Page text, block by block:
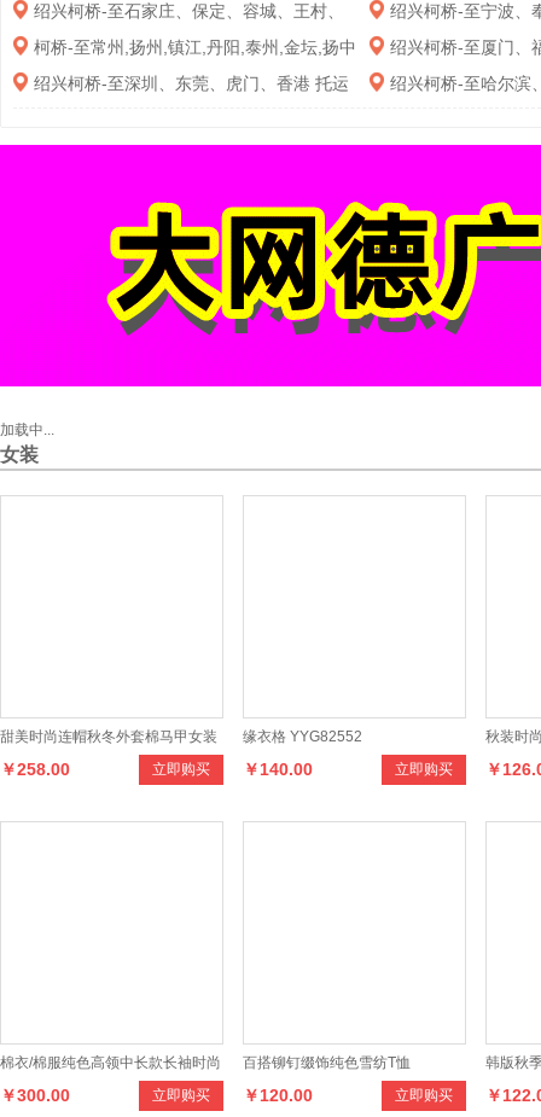
德庆县 » 封开县 » 怀集县 » 广宁县 » 鼎湖区
» 端州区 » 龙门县 » 惠东县 » 博罗县 » 惠阳
区 » 惠城区 » 兴宁市 » 蕉岭县 » 平远县 » 五
市 » 英德市 » 连南县 » 连山县 » 阳山县 » 佛
冈县 » 清新区 » 清城区 » 高埗镇 » 中堂镇 »
望牛墩镇 » 麻涌镇 » 洪梅镇 » 道滘镇 » 沙田
镇 » 厚街镇 » 虎门镇 » 长安镇 » 大岭山镇 »
凤岗镇 » 塘厦镇 » 清溪镇 » 黄江镇 » 大朗镇
岗镇 » 桥头镇 » 横沥镇 » 企石镇 » 石排镇 »
茶山镇 » 石龙镇 » 石碣镇 » 莞城街道 » 万江
街道 » 南城街道 » 东城街道 » 神湾镇 » 大涌
绍兴柯桥-至石家庄、保定、容城、王村、
晋州、高蓬专线
绍兴柯桥-至宁波、
柯桥-至常州,扬州,镇江,丹阳,泰州,金坛,扬中
专线
绍兴柯桥-至厦门、
绍兴柯桥-至深圳、东莞、虎门、香港 托运
绍兴柯桥-至哈尔滨
加载中...
女装
甜美时尚连帽秋冬外套棉马甲女装
真狐狸毛可脱卸 立即购买
￥258.00
缘衣格 YYG82552
立即购买
￥140.00
秋装时
动套装
￥
棉衣/棉服纯色高领中长款长袖时尚
修身 立即购买
￥300.00
百搭铆钉缀饰纯色雪纺T恤
立即购买
￥120.00
韩版秋
皮衣外
￥